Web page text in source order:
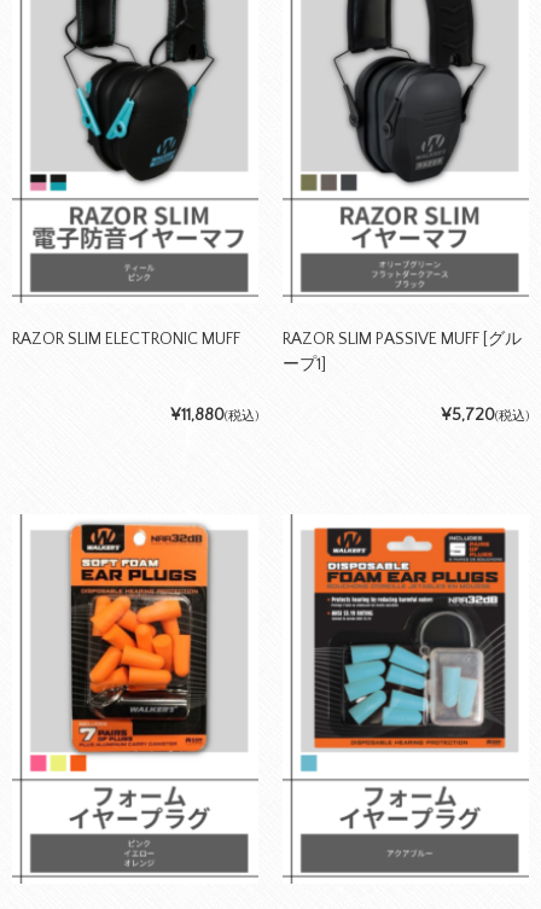
RAZOR SLIM ELECTRONIC MUFF
¥11,880(税込)
RAZOR SLIM PASSIVE MUFF [グル
ープ1]
¥5,720(税込)